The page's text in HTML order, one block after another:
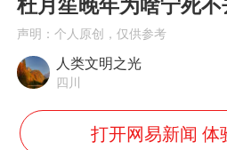
声明：个人原创，仅供参考
人类文明之光
四川
打开网易新闻 体